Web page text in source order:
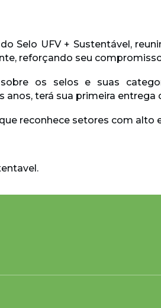
Selo UFV + Sustentável,
reforçando seu
os selos e suas
terá sua primeira
reconhece setores com